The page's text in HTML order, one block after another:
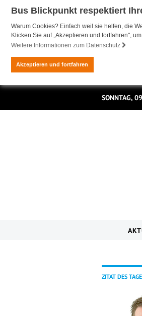
Bus Blickpunkt respektiert
Warum Cookies? Einfach weil sie helfen, die
Klicken Sie auf „Akzeptieren und fortfahren",
Weitere Informationen zum Datenschutz
Akzeptieren und fortfahren
SONNTAG,
ZITAT DES